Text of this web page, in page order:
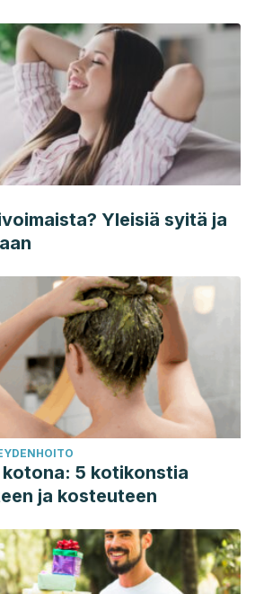
and Early Experiences (2016).
AR, Daniels LM.
pubmed/26773029
Yleisiä syitä ja
5 kotikonstia
ja kosteuteen